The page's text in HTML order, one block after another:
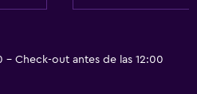
- Check-out antes de las 12:00